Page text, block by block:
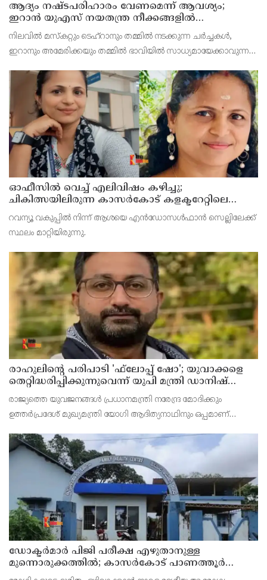
ആദ്യം നഷ്ടപരിഹാരം വേണമെന്ന് ആവശ്യം;
ഇറാന്‍ യുഎസ് നയതന്ത്ര നീക്കങ്ങളില്‍
അനിശ്ചിതത്വം
നിലവില്‍ മസ്‌കറ്റും ടെഹ്റാനും തമ്മില്‍ നടക്കുന്ന ചര്‍ച്ചകള്‍,
ഇറാനും അമേരിക്കയും തമ്മില്‍ ഭാവിയില്‍ സാധ്യമായേക്കാവുന്ന
കാണുന്നത്.
ഓഫീസില്‍ വെച്ച് എലിവിഷം കഴിച്ചു;
ചികിത്സയിലിരുന്ന കാസര്‍കോട് കളക്ടറേറ്റിലെ
സീനിയര്‍ ക്ലര്‍ക്ക് മരിച്ചു
റവന്യൂ വകുപ്പില്‍ നിന്ന് ആശയെ എന്‍ഡോസള്‍ഫാന്‍ സെല്ലിലേക്ക്
സ്ഥലം മാറ്റിയിരുന്നു.
രാഹുലിന്റെ പരിപാടി 'ഫ്‌ലോപ്പ് ഷോ'; യുവാക്കളെ
തെറ്റിദ്ധരിപ്പിക്കുന്നുവെന്ന് യുപി മന്ത്രി ഡാനിഷ്
രാജ്യത്തെ യുവജനങ്ങള്‍ പ്രധാനമന്ത്രി നരേന്ദ്ര മോദിക്കും
ഉത്തര്‍പ്രദേശ് മുഖ്യമന്ത്രി യോഗി ആദിത്യനാഥിനും ഒപ്പമാണ്
ഡോക്ടര്‍മാര്‍ പിജി പരീക്ഷ എഴുതാനുള്ള
മുന്നൊരുക്കത്തില്‍; കാസര്‍കോട് പാണത്തൂര്‍
കുടുംബാരോഗ്യ കേന്ദ്രം അടച്ചുപൂട്ടി